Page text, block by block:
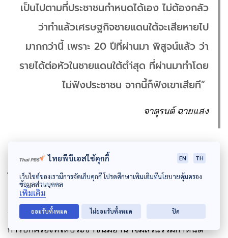
เป็นไปตามที่ประชาชนกำหนดได้เอง ไม่ต้องกลัว
ว่าทำแล้วเศรษฐกิจชายแดนใต้จะเสียหายไป
มากกว่านี้ เพราะ 20 ปีที่ผ่านมา พิสูจน์แล้ว ว่า
รายได้ต่อหัวในชายแดนใต้ตำ่สุด ที่ผ่านมาทำโดย
ไม่ฟังประชาชน จากนี้ก็ฟังเขาเสียที”
จาตุรนต์ ฉายแสง
“กระจายอำนาจ” ทลายความพิเศษ
ในชายแดนใต้
จาตุรนต์ ยังระบุถึงการกระจายอำนาจ ควรเป็นรูปแบบ
การปกครองที่ให้ประชาชนมีอำนาจมีส่วนร่วมกำหนด
ไทยพีบีเอสใช้คุกกี้ EN TH
เว็บไซต์ของเรามีการจัดเก็บคุกกี้ โปรดศึกษาเพิ่มเติมที่นโยบายคุ้มครอง
ข้อมูลส่วนบุคคล
เพิ่มเติม
ยอมรับทั้งหมด ไม่ยอมรับทั้งหมด ปิด